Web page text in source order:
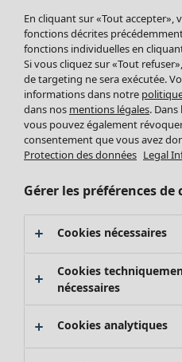
Leggings et collants
Accessoires
Chaussures
Vêtements de bain
Basics
Soldes Mobilier
Bonnes affaires déco
Décoration
Textiles
Tapis
Éponge
Promos SOLDES
Les promos de Gudrun
En cliquant sur «Tout accepter»,
fonctions décrites
fonctions individuelles en
Si vous cliquez sur «Tout
de targeting ne sera exécutée.
informations dans notre
dans nos mentions légales.
vous pouvez également
consentement que vous avez
Protection des données Legal
Gérer les préférences
Cookies nécessaires
Cookies
nécessaires
Cookies analytiques